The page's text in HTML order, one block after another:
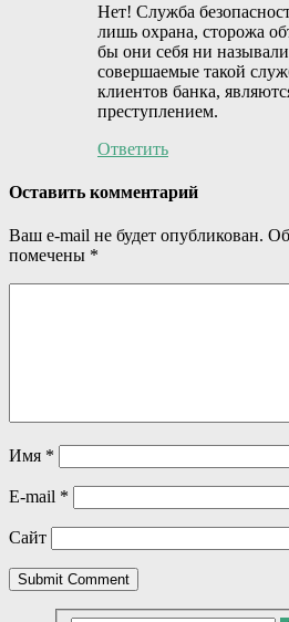
Нет! Служба
лишь охрана, сторожа
бы они себя ни
совершаемые такой
клиентов банка,
преступлением.
Ответить
Оставить комментарий
Ваш e-mail не будет опубликован.
помечены *
Имя *
E-mail *
Сайт